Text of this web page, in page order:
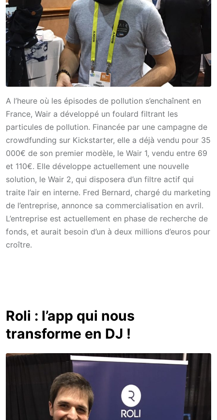
A l’heure où les épisodes de pollution s’enchaînent en
France, Wair a développé un foulard filtrant les
particules de pollution. Financée par une campagne de
crowdfunding sur Kickstarter, elle a déjà vendu pour 35
000€ de son premier modèle, le Wair 1, vendu entre 69
et 110€. Elle développe actuellement une nouvelle
solution, le Wair 2, qui disposera d’un filtre actif qui
traite l’air en interne. Fred Bernard, chargé du marketing
de l’entreprise, annonce sa commercialisation en avril.
L’entreprise est actuellement en phase de recherche de
fonds, et aurait besoin d’un à deux millions d’euros pour
croître.
Roli : l’app qui nous
transforme en DJ !